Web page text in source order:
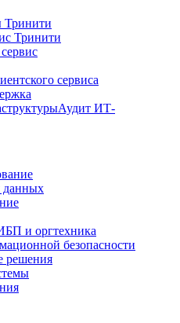
Тринити
Тринити
сервиса
Аудит ИТ-
данных
и оргтехника
безопасности
решения